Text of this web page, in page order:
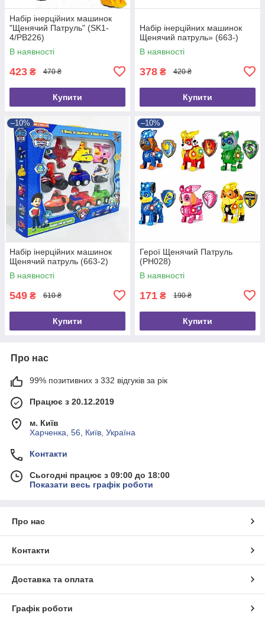
Набір інерційних машинок
"Щенячий Патруль" (SK1-
4/PB226)
В наявності
423 ₴ 470 ₴
Купити
Набір інерційних машинок
Щенячий патруль» (663-)
В наявності
378 ₴ 420 ₴
Купити
–10%
Набір інерційних машинок
Щенячий патруль (663-2)
В наявності
549 ₴ 610 ₴
Купити
–10%
Герої Щенячий Патруль
(PH028)
В наявності
171 ₴ 190 ₴
Купити
Про нас
99% позитивних з 332 відгуків за рік
Працює з 20.12.2019
м. Київ
Харченка, 56, Київ, Україна
Контакти
Сьогодні працює з 09:00 до 18:00
Показати весь графік роботи
Про нас
Контакти
Доставка та оплата
Графік роботи